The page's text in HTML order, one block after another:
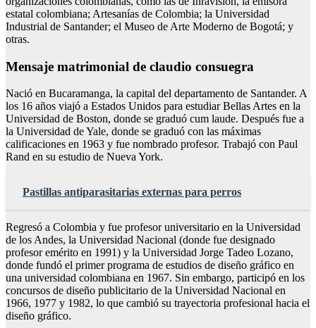
estatal colombiana; Artesanías de Colombia; la Universidad
Industrial de Santander; el Museo de Arte Moderno de Bogotá; y
otras.
Mensaje matrimonial de claudio consuegra
Nació en Bucaramanga, la capital del departamento de Santander. A
los 16 años viajó a Estados Unidos para estudiar Bellas Artes en la
Universidad de Boston, donde se graduó cum laude. Después fue a
la Universidad de Yale, donde se graduó con las máximas
calificaciones en 1963 y fue nombrado profesor. Trabajó con Paul
Rand en su estudio de Nueva York.
Pastillas antiparasitarias externas para perros
Regresó a Colombia y fue profesor universitario en la Universidad
de los Andes, la Universidad Nacional (donde fue designado
profesor emérito en 1991) y la Universidad Jorge Tadeo Lozano,
donde fundó el primer programa de estudios de diseño gráfico en
una universidad colombiana en 1967. Sin embargo, participó en los
concursos de diseño publicitario de la Universidad Nacional en
1966, 1977 y 1982, lo que cambió su trayectoria profesional hacia el
diseño gráfico.